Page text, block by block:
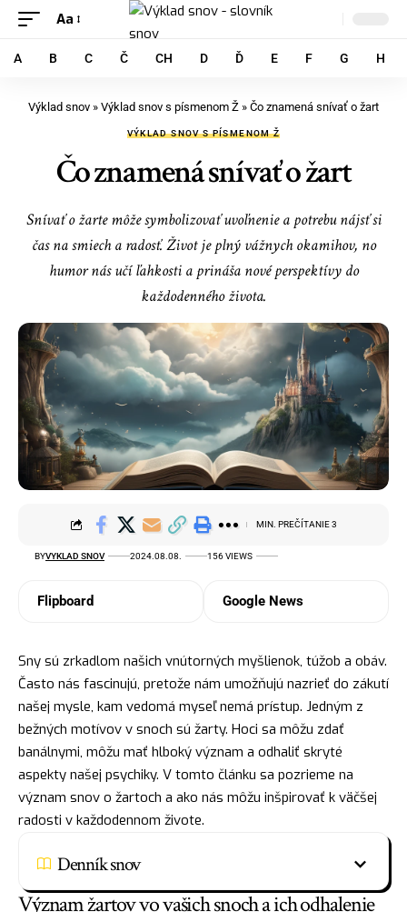
Aa
A B C Č CH D Ď E F G H
Výklad snov » Výklad snov s písmenom Ž » Čo znamená snívať o žart
VÝKLAD SNOV S PÍSMENOM Ž
Čo znamená snívať o žart
Snívať o žarte môže symbolizovať uvoľnenie a potrebu nájsť si
čas na smiech a radosť. Život je plný vážnych okamihov, no
humor nás učí ľahkosti a prináša nové perspektívy do
každodenného života.
BYVYKLAD SNOV 2024.08.08. 156 VIEWS
MIN. PREČÍTANIE 3
Flipboard Google News
Sny sú zrkadlom našich vnútorných myšlienok, túžob a obáv.
Často nás fascinujú, pretože nám umožňujú nazrieť do zákutí
našej mysle, kam vedomá myseľ nemá prístup. Jedným z
bežných motívov v snoch sú žarty. Hoci sa môžu zdať
banálnymi, môžu mať hlboký význam a odhaliť skryté
aspekty našej psychiky. V tomto článku sa pozrieme na
význam snov o žartoch a ako nás môžu inšpirovať k väčšej
radosti v každodennom živote.
Denník snov
Význam žartov vo vašich snoch a ich odhalenie